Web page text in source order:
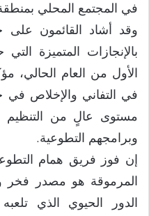
في المجتمع المحلي
وقد أشاد القائمون على
بالإنجازات المتميزة
الأول من العام الحالي،
في التفاني والإخلاص
مستوى عالٍ من التنظيم
وبرامجهم التطوعية.
إن فوز فريق همام
المرموقة هو مصدر فخر
الدور الحيوي الذي